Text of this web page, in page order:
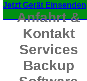
Jetzt Gerät Einsenden
Anfahrt &
Kontakt
Services
Backup